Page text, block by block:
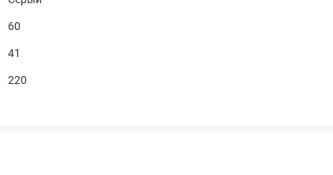
60
41
220